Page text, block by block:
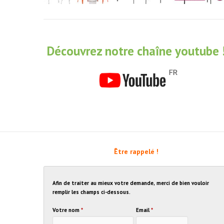
Découvrez notre chaîne youtube
Être rappelé !
Afin de traiter au mieux votre demande, merci de bien vouloir
remplir les champs ci-dessous.
Votre nom* Email *